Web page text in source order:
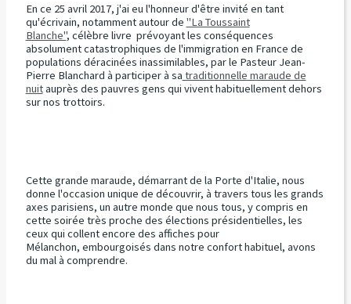
En ce 25 avril 2017, j'ai eu l'honneur d'être invité en tant
qu'écrivain, notamment autour de "La Toussaint
Blanche", célèbre livre prévoyant les conséquences
absolument catastrophiques de l'immigration en France de
populations déracinées inassimilables, par le Pasteur Jean-
Pierre Blanchard à participer à sa traditionnelle maraude de
nuitauprès des pauvres gens qui vivent habituellement dehors
sur nos trottoirs.
Cette grande maraude, démarrant de la Porte d'Italie, nous
donne l'occasion unique de découvrir, à travers tous les grands
axes parisiens, un autre monde que nous tous, y compris en
cette soirée très proche des élections présidentielles, les
ceux qui collent encore des affiches pour
Mélanchon, embourgoisés dans notre confort habituel, avons
du mal à comprendre.